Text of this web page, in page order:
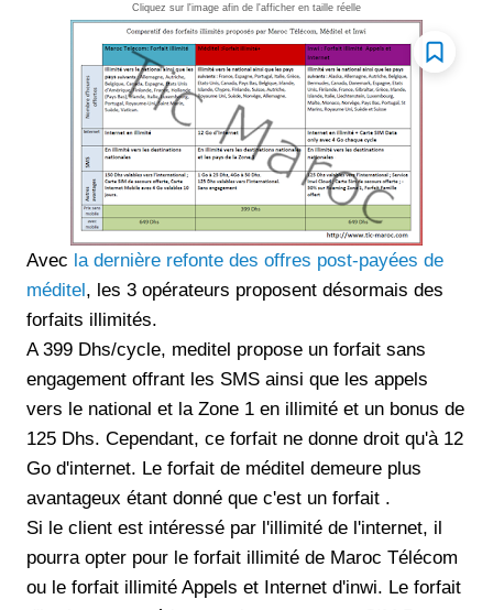
Cliquez sur l'image afin de l'afficher en taille réelle
Avec la dernière refonte des offres post-payées de
méditel, les 3 opérateurs proposent désormais des
forfaits illimités.
A 399 Dhs/cycle, meditel propose un forfait sans
engagement offrant les SMS ainsi que les appels
vers le national et la Zone 1 en illimité et un bonus de
125 Dhs. Cependant, ce forfait ne donne droit qu'à 12
Go d'internet. Le forfait de méditel demeure plus
avantageux étant donné que c'est un forfait .
Si le client est intéressé par l'illimité de l'internet, il
pourra opter pour le forfait illimité de Maroc Télécom
ou le forfait illimité Appels et Internet d'inwi. Le forfait